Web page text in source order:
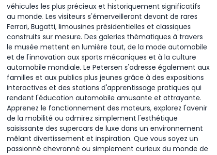
véhicules les plus précieux et historiquement significatifs
au monde. Les visiteurs s'émerveilleront devant de rares
Ferrari, Bugatti, limousines présidentielles et classiques
construits sur mesure. Des galeries thématiques à travers
le musée mettent en lumière tout, de la mode automobile
et de l'innovation aux sports mécaniques et à la culture
automobile mondiale. Le Petersen s'adresse également aux
familles et aux publics plus jeunes grâce à des expositions
interactives et des stations d'apprentissage pratiques qui
rendent l'éducation automobile amusante et attrayante.
Apprenez le fonctionnement des moteurs, explorez l'avenir
de la mobilité ou admirez simplement l'esthétique
saisissante des supercars de luxe dans un environnement
mêlant divertissement et inspiration. Que vous soyez un
passionné chevronné ou simplement curieux du monde de